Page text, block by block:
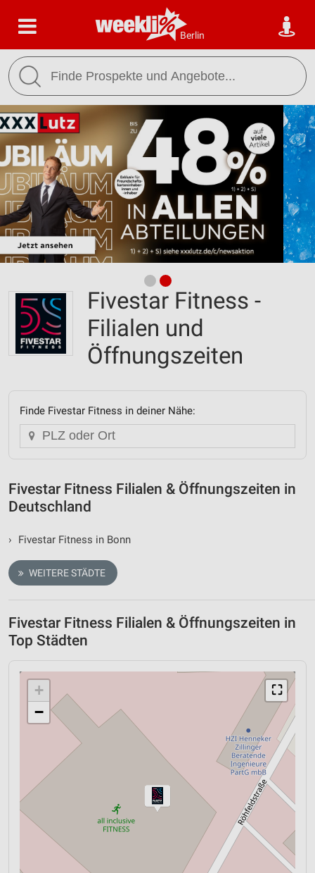
Berlin
Fivestar Fitness -
Filialen und
Öffnungszeiten
Finde Fivestar Fitness in deiner Nähe:
Fivestar Fitness Filialen & Öffnungszeiten in
Deutschland
› Fivestar Fitness in Bonn
WEITERE STÄDTE
Fivestar Fitness Filialen & Öffnungszeiten in
Top Städten
⛶
+
−